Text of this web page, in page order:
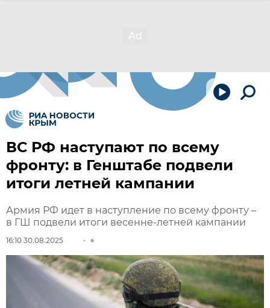
ВС РФ наступают по всему
фронту: в Генштабе подвели
итоги летней кампании
Армия РФ идет в наступление по всему фронту –
в ГШ подвели итоги весенне-летней кампании
16:10 30.08.2025